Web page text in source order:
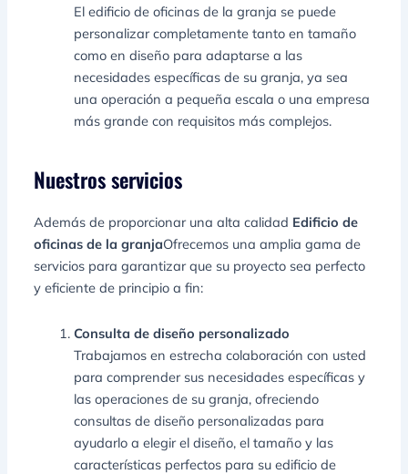
El edificio de oficinas de la granja se puede
personalizar completamente tanto en tamaño
como en diseño para adaptarse a las
necesidades específicas de su granja, ya sea
una operación a pequeña escala o una empresa
más grande con requisitos más complejos.
Nuestros servicios
Además de proporcionar una alta calidad Edificio de
oficinas de la granjaOfrecemos una amplia gama de
servicios para garantizar que su proyecto sea perfecto
y eficiente de principio a fin:
Consulta de diseño personalizado
Trabajamos en estrecha colaboración con usted
para comprender sus necesidades específicas y
las operaciones de su granja, ofreciendo
consultas de diseño personalizadas para
ayudarlo a elegir el diseño, el tamaño y las
características perfectos para su edificio de